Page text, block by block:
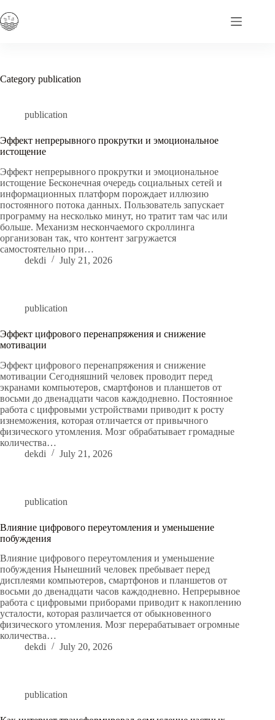
to
content
Category publication
publication
Эффект непрерывного прокрутки и эмоциональное
истощение
Эффект непрерывного прокрутки и эмоциональное
истощение Бесконечная очередь социальных сетей и
информационных платформ порождает иллюзию
постоянного потока данных. Пользователь запускает
программу на несколько минут, но тратит там час или
больше. Механизм нескончаемого скроллинга
организован так, что контент загружается
самостоятельно при…
dekdi
July 21, 2026
publication
Эффект цифрового перенапряжения и снижение
мотивации
Эффект цифрового перенапряжения и снижение
мотивации Сегодняшний человек проводит перед
экранами компьютеров, смартфонов и планшетов от
восьми до двенадцати часов каждодневно. Постоянное
работа с цифровыми устройствами приводит к росту
изнеможения, которая отличается от привычного
физического утомления. Мозг обрабатывает громадные
количества…
dekdi
July 21, 2026
publication
Влияние цифрового переутомления и уменьшение
побуждения
Влияние цифрового переутомления и уменьшение
побуждения Нынешний человек пребывает перед
дисплеями компьютеров, смартфонов и планшетов от
восьми до двенадцати часов каждодневно. Непрерывное
работа с цифровыми приборами приводит к накоплению
усталости, которая различается от обыкновенного
физического утомления. Мозг перерабатывает огромные
количества…
dekdi
July 20, 2026
publication